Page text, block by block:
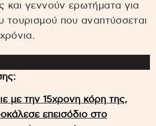
και γεννούν ερωτήματα για
τουρισμού που αναπτύσσεται
με την 15χρονη κόρη της,
επεισόδιο στο